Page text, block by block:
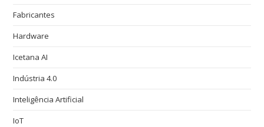
Fabricantes
Hardware
Icetana AI
Indústria 4.0
Inteligência Artificial
IoT